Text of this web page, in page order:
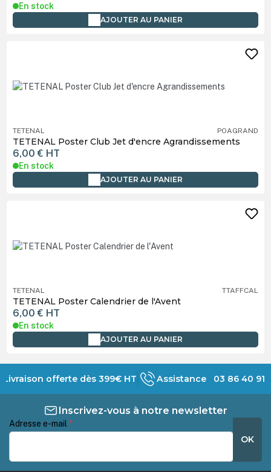
En stock
AJOUTER AU PANIER
TETENAL POAGRAND
TETENAL Poster Club Jet d'encre Agrandissements
6,00 € HT
En stock
AJOUTER AU PANIER
TETENAL TTAFFCAL
TETENAL Poster Calendrier de l'Avent
6,00 € HT
En stock
AJOUTER AU PANIER
Livraison offerte dès 399€ HT Assistance 03 86 40 91
Inscrivez-vous à notre newsletter
Adresse e-mail *
OK